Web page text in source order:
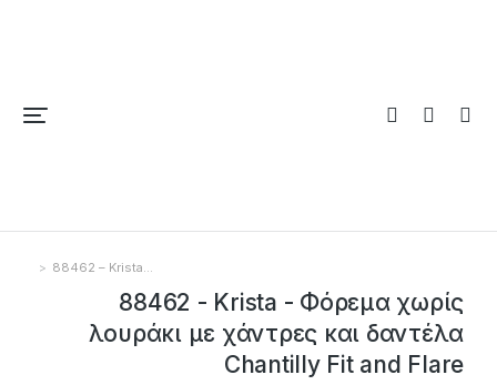
You are here:
88462 – Krista…
88462 - Krista - Φόρεμα χωρίς
λουράκι με χάντρες και δαντέλα
Chantilly Fit and Flare